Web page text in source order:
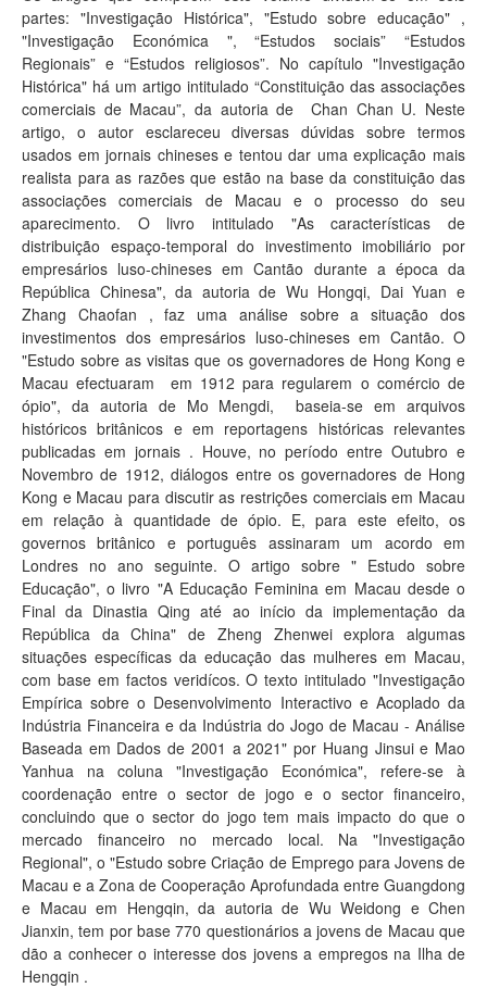
partes: "Investigação Histórica", "Estudo sobre educação" ,
"Investigação Económica ", “Estudos sociais” “Estudos
Regionais” e “Estudos religiosos”. No capítulo "Investigação
Histórica" há um artigo intitulado “Constituição das associações
comerciais de Macau”, da autoria de Chan Chan U. Neste
artigo, o autor esclareceu diversas dúvidas sobre termos
usados em jornais chineses e tentou dar uma explicação mais
realista para as razões que estão na base da constituição das
associações comerciais de Macau e o processo do seu
aparecimento. O livro intitulado "As características de
distribuição espaço-temporal do investimento imobiliário por
empresários luso-chineses em Cantão durante a época da
República Chinesa", da autoria de Wu Hongqi, Dai Yuan e
Zhang Chaofan , faz uma análise sobre a situação dos
investimentos dos empresários luso-chineses em Cantão. O
"Estudo sobre as visitas que os governadores de Hong Kong e
Macau efectuaram em 1912 para regularem o comércio de
ópio", da autoria de Mo Mengdi, baseia-se em arquivos
históricos britânicos e em reportagens históricas relevantes
publicadas em jornais . Houve, no período entre Outubro e
Novembro de 1912, diálogos entre os governadores de Hong
Kong e Macau para discutir as restrições comerciais em Macau
em relação à quantidade de ópio. E, para este efeito, os
governos britânico e português assinaram um acordo em
Londres no ano seguinte. O artigo sobre " Estudo sobre
Educação", o livro "A Educação Feminina em Macau desde o
Final da Dinastia Qing até ao início da implementação da
República da China" de Zheng Zhenwei explora algumas
situações específicas da educação das mulheres em Macau,
com base em factos veridícos. O texto intitulado "Investigação
Empírica sobre o Desenvolvimento Interactivo e Acoplado da
Indústria Financeira e da Indústria do Jogo de Macau - Análise
Baseada em Dados de 2001 a 2021" por Huang Jinsui e Mao
Yanhua na coluna "Investigação Económica", refere-se à
coordenação entre o sector de jogo e o sector financeiro,
concluindo que o sector do jogo tem mais impacto do que o
mercado financeiro no mercado local. Na "Investigação
Regional", o "Estudo sobre Criação de Emprego para Jovens de
Macau e a Zona de Cooperação Aprofundada entre Guangdong
e Macau em Hengqin, da autoria de Wu Weidong e Chen
Jianxin, tem por base 770 questionários a jovens de Macau que
dão a conhecer o interesse dos jovens a empregos na Ilha de
Hengqin .